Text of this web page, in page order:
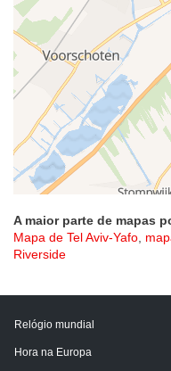
A maior parte de mapas
Mapa de Tel Aviv-Yafo,
Riverside
Relógio mundial
Hora na Europa